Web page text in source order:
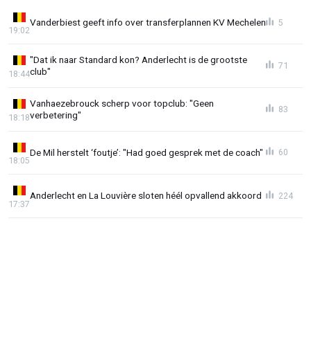
Vanderbiest geeft info over transferplannen KV Mechelen
19:02
5
"Dat ik naar Standard kon? Anderlecht is de grootste
club"
18:44
71
Vanhaezebrouck scherp voor topclub: "Geen
verbetering"
18:18
83
De Mil herstelt ‘foutje’: "Had goed gesprek met de coach"
18:05
60
Anderlecht en La Louvière sloten héél opvallend akkoord
17:37
224